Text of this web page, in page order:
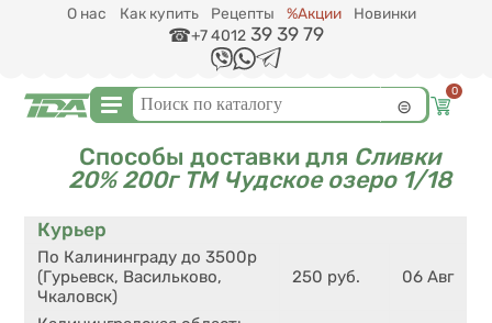
Перейти к основному содержанию
О нас Как купить Рецепты %Акции
Новинки
+7 4012 39 39 79
Форма поиска
Поиск 0
Способы доставки для Сливки
20% 200г ТМ Чудское озеро 1/18
Курьер
По Калининграду до 3500р
(Гурьевск, Васильково,
Чкаловск)
250 руб. 06 Авг